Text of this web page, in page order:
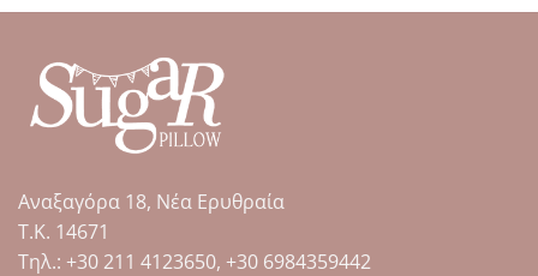
Αναξαγόρα 18, Νέα Ερυθραία
Τ.Κ. 14671
Tηλ.: +30 211 4123650, +30 6984359442